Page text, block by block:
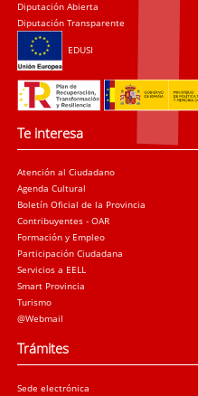
Diputación Abierta
Diputación Transparente
EDUSI
Te interesa
Atención al Ciudadano
Agenda Cultural
Boletín Oficial de la Provincia
Contribuyentes - OAR
Formación y Empleo
Participación Ciudadana
Servicios a EELL
Smart Provincia
Turismo
@Webmail
Trámites
Sede electrónica